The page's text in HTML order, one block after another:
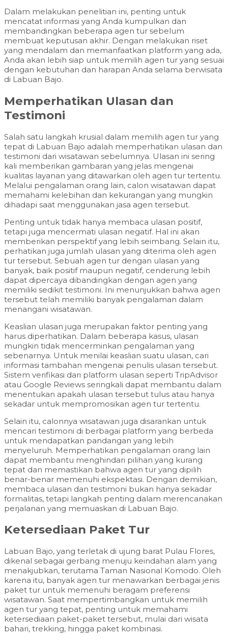
Dalam melakukan penelitian ini, penting untuk
mencatat informasi yang Anda kumpulkan dan
membandingkan beberapa agen tur sebelum
membuat keputusan akhir. Dengan melakukan riset
yang mendalam dan memanfaatkan platform yang ada,
Anda akan lebih siap untuk memilih agen tur yang sesuai
dengan kebutuhan dan harapan Anda selama berwisata
di Labuan Bajo.
Memperhatikan Ulasan dan
Testimoni
Salah satu langkah krusial dalam memilih agen tur yang
tepat di Labuan Bajo adalah memperhatikan ulasan dan
testimoni dari wisatawan sebelumnya. Ulasan ini sering
kali memberikan gambaran yang jelas mengenai
kualitas layanan yang ditawarkan oleh agen tur tertentu.
Melalui pengalaman orang lain, calon wisatawan dapat
memahami kelebihan dan kekurangan yang mungkin
dihadapi saat menggunakan jasa agen tersebut.
Penting untuk tidak hanya membaca ulasan positif,
tetapi juga mencermati ulasan negatif. Hal ini akan
memberikan perspektif yang lebih seimbang. Selain itu,
perhatikan juga jumlah ulasan yang diterima oleh agen
tur tersebut. Sebuah agen tur dengan ulasan yang
banyak, baik positif maupun negatif, cenderung lebih
dapat dipercaya dibandingkan dengan agen yang
memiliki sedikit testimoni. Ini menunjukkan bahwa agen
tersebut telah memiliki banyak pengalaman dalam
menangani wisatawan.
Keaslian ulasan juga merupakan faktor penting yang
harus diperhatikan. Dalam beberapa kasus, ulasan
mungkin tidak mencerminkan pengalaman yang
sebenarnya. Untuk menilai keaslian suatu ulasan, cari
informasi tambahan mengenai penulis ulasan tersebut.
Sistem verifikasi dari platform ulasan seperti TripAdvisor
atau Google Reviews seringkali dapat membantu dalam
menentukan apakah ulasan tersebut tulus atau hanya
sekadar untuk mempromosikan agen tur tertentu.
Selain itu, calonnya wisatawan juga disarankan untuk
mencari testimoni di berbagai platform yang berbeda
untuk mendapatkan pandangan yang lebih
menyeluruh. Memperhatikan pengalaman orang lain
dapat membantu menghindari pilihan yang kurang
tepat dan memastikan bahwa agen tur yang dipilih
benar-benar memenuhi ekspektasi. Dengan demikian,
membaca ulasan dan testimoni bukan hanya sekadar
formalitas, tetapi langkah penting dalam merencanakan
perjalanan yang memuaskan di Labuan Bajo.
Ketersediaan Paket Tur
Labuan Bajo, yang terletak di ujung barat Pulau Flores,
dikenal sebagai gerbang menuju keindahan alam yang
menakjubkan, terutama Taman Nasional Komodo. Oleh
karena itu, banyak agen tur menawarkan berbagai jenis
paket tur untuk memenuhi beragam preferensi
wisatawan. Saat mempertimbangkan untuk memilih
agen tur yang tepat, penting untuk memahami
ketersediaan paket-paket tersebut, mulai dari wisata
bahari, trekking, hingga paket kombinasi.